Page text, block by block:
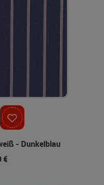
- Dunkelblau
€